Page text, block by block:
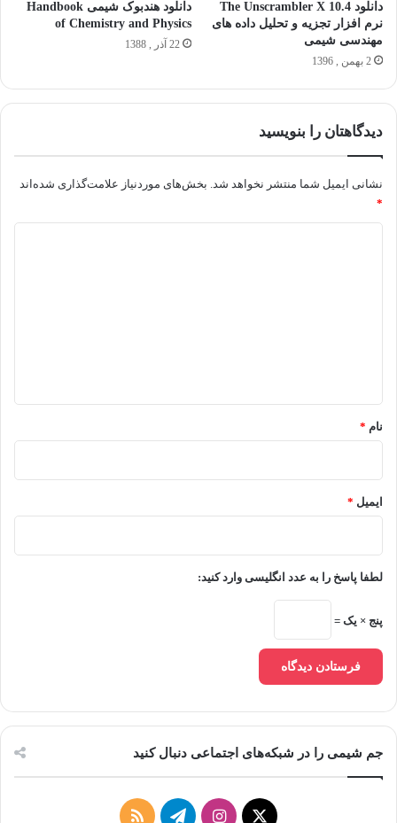
دانلود The Unscrambler X 10.4
نرم افزار تجزیه و تحلیل داده های
مهندسی شیمی
2 بهمن , 1396
دانلود هندبوک شیمی Handbook
of Chemistry and Physics
22 آذر , 1388
دیدگاهتان را بنویسید
نشانی ایمیل شما منتشر نخواهد شد. بخش‌های موردنیاز علامت‌گذاری شده‌اند
*
نام *
ایمیل *
لطفا پاسخ را به عدد انگلیسی وارد کنید:
پنج × یک =
جم شیمی را در شبکه‌های اجتماعی دنبال کنید
X اینستاگرامتلگرامخوراک